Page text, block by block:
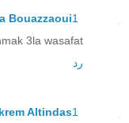
Bouazzaoui1 يونيو 2020 في 1:07 ص
3la wasafat
رد
Altindas1 يونيو 2020 في 1:07 ص